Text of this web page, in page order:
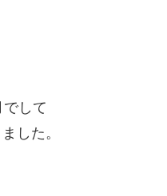
して
した。